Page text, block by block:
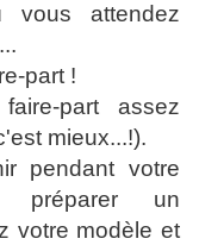
vous attendez
part !
part assez
mieux...!).
pendant votre
un
votre modèle et